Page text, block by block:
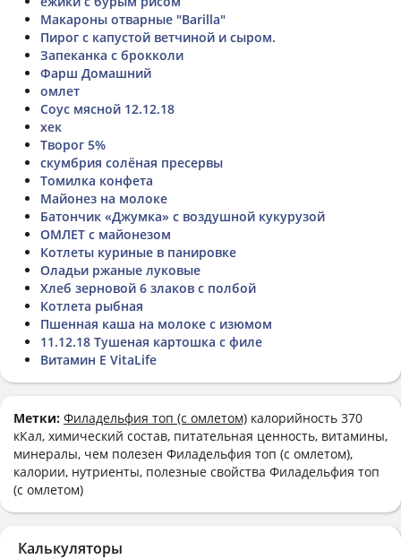
Макароны отварные "Barilla"
Пирог с капустой ветчиной и сыром.
Запеканка с брокколи
Фарш Домашний
омлет
Соус мясной 12.12.18
хек
Творог 5%
скумбрия солёная пресервы
Томилка конфета
Майонез на молоке
Батончик «Джумка» с воздушной кукурузой
ОМЛЕТ с майонезом
Котлеты куриные в панировке
Оладьи ржаные луковые
Хлеб зерновой 6 злаков с полбой
Котлета рыбная
Пшенная каша на молоке с изюмом
11.12.18 Тушеная картошка с филе
Витамин E VitaLife
Метки: Филадельфия топ (с омлетом) калорийность 370
кКал, химический состав, питательная ценность, витамины,
минералы, чем полезен Филадельфия топ (с омлетом),
калории, нутриенты, полезные свойства Филадельфия топ
(с омлетом)
Калькуляторы